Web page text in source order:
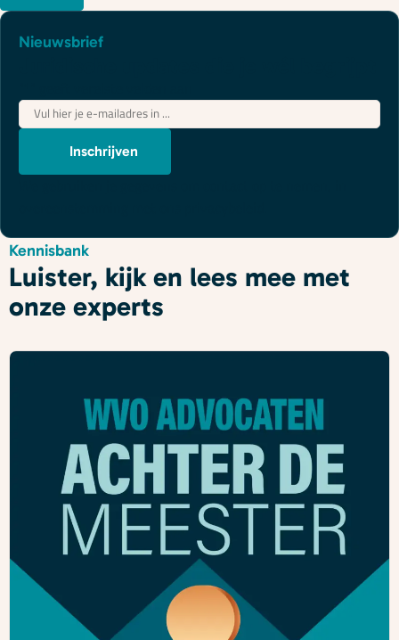
Nieuwsbrief
E-
mailadres*
Inschrijven
Kennisbank
Luister, kijk en lees mee met
onze experts